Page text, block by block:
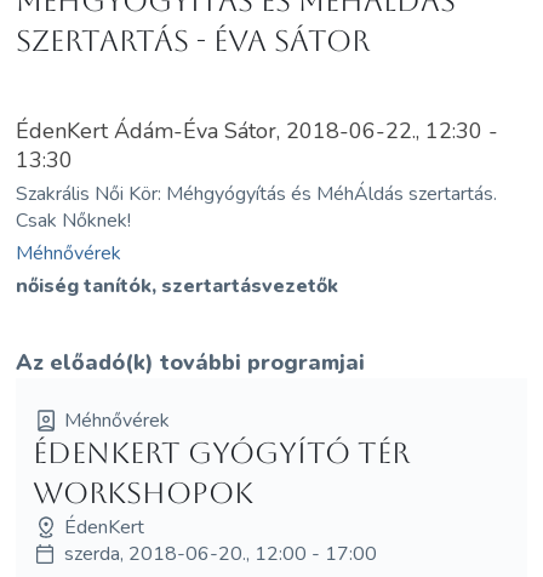
szertartás - Éva Sátor
ÉdenKert Ádám-Éva Sátor, 2018-06-22., 12:30 -
13:30
Szakrális Női Kör: Méhgyógyítás és MéhÁldás szertartás.
Csak Nőknek!
Méhnővérek
nőiség tanítók, szertartásvezetők
Az előadó(k) további programjai
Méhnővérek
ÉdenKert Gyógyító Tér
workshopok
ÉdenKert
szerda, 2018-06-20., 12:00 - 17:00